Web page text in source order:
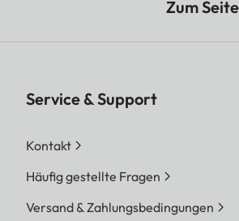
Zum
Service & Support
Kontakt
Häufig gestellte Fragen
Versand & Zahlungsbedingungen